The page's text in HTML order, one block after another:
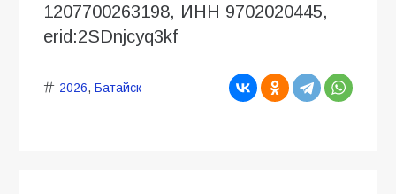
1207700263198, ИНН 9702020445,
erid:2SDnjcyq3kf
2026, Батайск